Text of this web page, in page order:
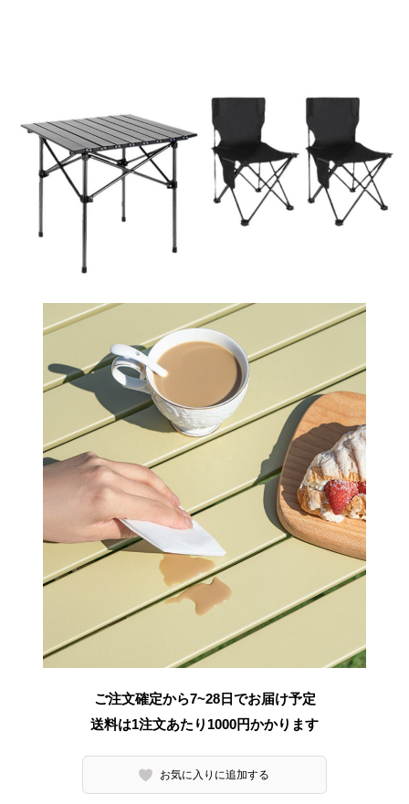
ご注文確定から7~28日でお届け予定
送料は1注文あたり 1000円かかります
お気に入りに追加する